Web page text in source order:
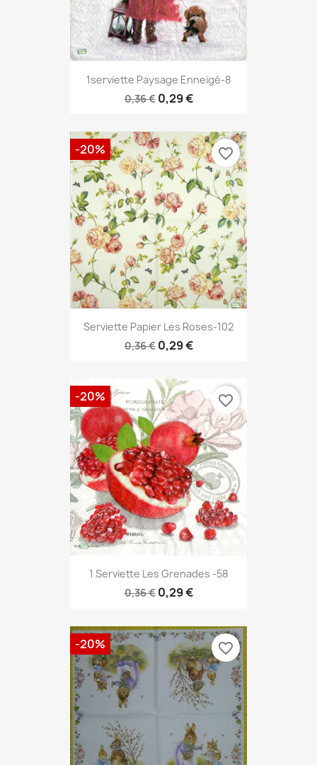
1serviette Paysage Enneigé-8
0,36 € 0,29 €
Serviette Papier Les Roses-102
0,36 € 0,29 €
-20% favorite_border
1 Serviette Les Grenades -58
0,36 € 0,29 €
-20% favorite_border
-20% favorite_border